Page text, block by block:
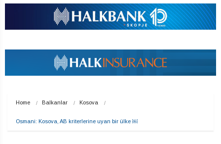
Home Balkanlar Kosova
Osmani: Kosova, AB kriterlerine uyan bir ülke ￼